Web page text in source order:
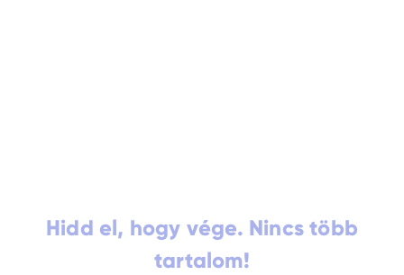
Hidd el, hogy vége. Nincs több
tartalom!